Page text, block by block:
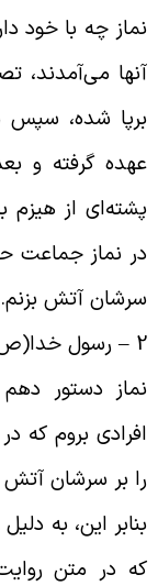
چه با خود
مى‌‏آمدند،
شده، سپس
گرفته و
از هیزم
نماز جماعت
آتش بزنم.[5]
رسول خدا(ص)
دستور
بروم که
بر سرشان آتش
این، به دلیل
در متن روایت